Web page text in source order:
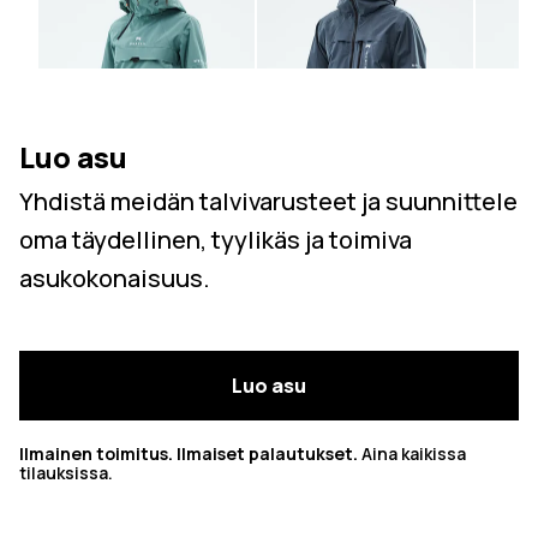
249,90 €
Luo asu
Yhdistä meidän talvivarusteet ja suunnittele
oma täydellinen, tyylikäs ja toimiva
asukokonaisuus.
Luo asu
Ilmainen toimitus. Ilmaiset palautukset. Aina kaikissa
tilauksissa.